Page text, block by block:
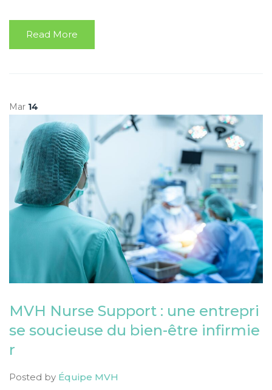
Read More
Mar 14
MVH Nurse Support : une entrepri
se soucieuse du bien-être infirmie
r
Posted by Équipe MVH